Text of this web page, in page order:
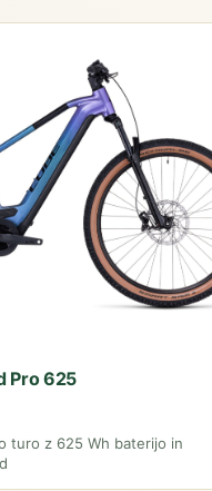
Pro 625
turo z 625 Wh baterijo in